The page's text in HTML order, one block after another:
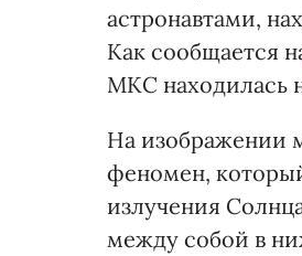
астронавтами,
Как сообщается
МКС находилась
На изображении
феномен,
излучения
между собой в